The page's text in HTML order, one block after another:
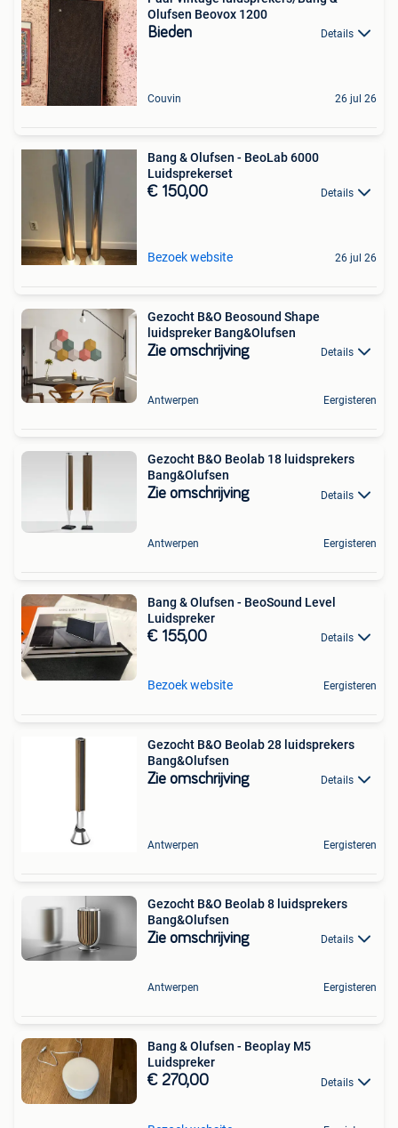
Olufsen Beovox 1200
Bieden Details
Couvin 26 jul 26
Bang & Olufsen - BeoLab 6000
Luidsprekerset
€ 150,00 Details
Bezoek website 26 jul 26
Gezocht B&O Beosound Shape
luidspreker Bang&Olufsen
Zie omschrijving Details
Antwerpen Eergisteren
Gezocht B&O Beolab 18 luidsprekers
Bang&Olufsen
Zie omschrijving Details
Antwerpen Eergisteren
Bang & Olufsen - BeoSound Level
Luidspreker
€ 155,00 Details
Bezoek website Eergisteren
Gezocht B&O Beolab 28 luidsprekers
Bang&Olufsen
Zie omschrijving Details
Antwerpen Eergisteren
Gezocht B&O Beolab 8 luidsprekers
Bang&Olufsen
Zie omschrijving Details
Antwerpen Eergisteren
Bang & Olufsen - Beoplay M5
Luidspreker
€ 270,00 Details